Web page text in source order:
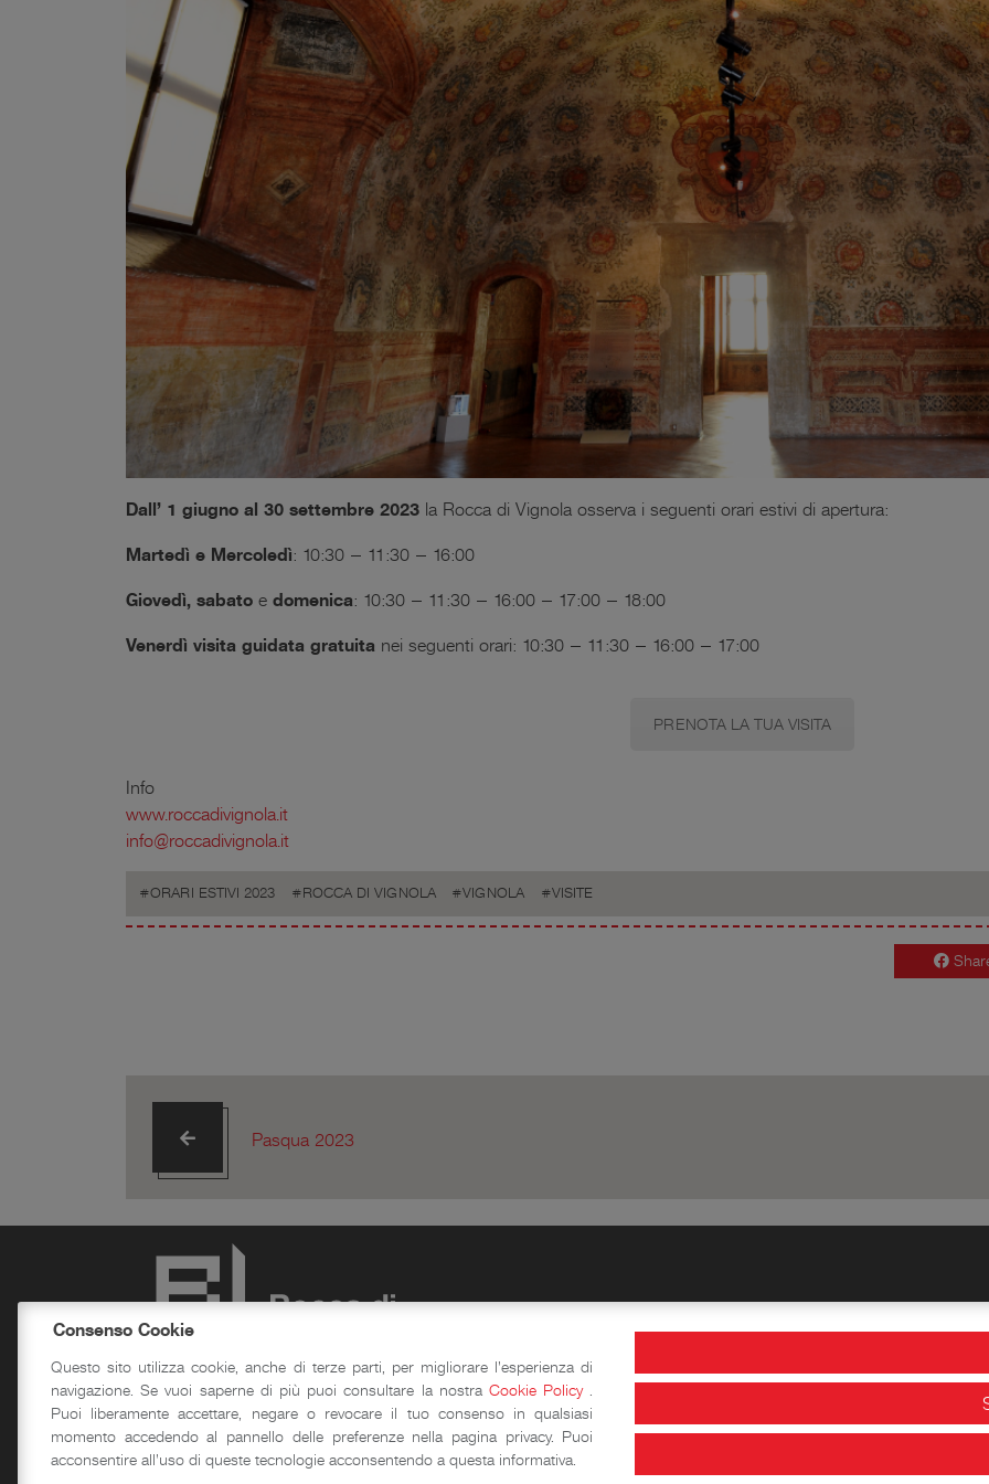
Dall’ 1 giugno al 30 settembre 2023 la Rocca di Vignola osserva i seguenti orari estivi di apertura:
Martedì e Mercoledì: 10:30 – 11:30 – 16:00
Giovedì, sabato e domenica: 10:30 – 11:30 – 16:00 – 17:00 – 18:00
Venerdì visita guidata gratuita nei seguenti orari: 10:30 – 11:30 – 16:00 – 17:00
PRENOTA LA TUA VISITA
Info
www.roccadivignola.it
info@roccadivignola.it
ORARI ESTIVI 2023 ROCCA DI VIGNOLA VIGNOLA VISITE
Pasqua 2023
La Rocca
Storia
Didattica
Laboratori storico-didattici
Info e orari
Consenso Cookie
Questo sito utilizza cookie, anche di terze parti, per migliorare l'esperienza di
navigazione. Se vuoi saperne di più puoi consultare la nostra Cookie Policy .
Puoi liberamente accettare, negare o revocare il tuo consenso in qualsiasi
momento accedendo al pannello delle preferenze nella pagina privacy. Puoi
acconsentire all'uso di queste tecnologie acconsentendo a questa informativa.